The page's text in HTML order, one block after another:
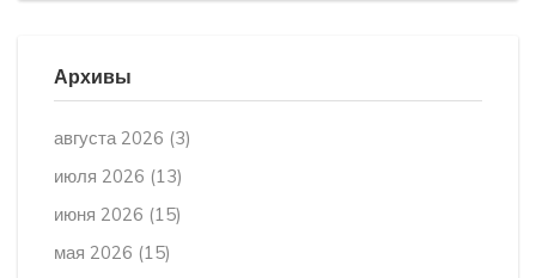
Архивы
августа 2026 (3)
июля 2026 (13)
июня 2026 (15)
мая 2026 (15)